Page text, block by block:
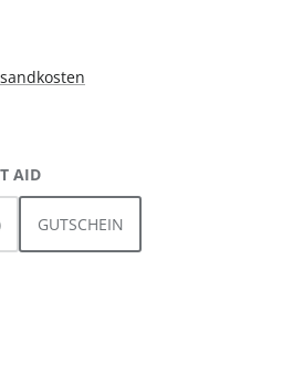
AIDAUSWÄHLEN
GUTSCHEIN
den gewünschten